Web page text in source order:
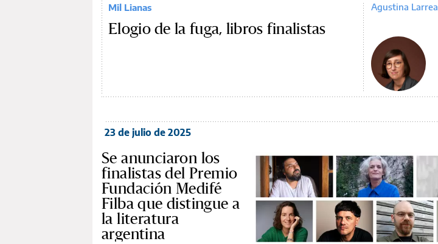
Mil Lianas
Elogio de la fuga, libros finalistas
Agustina Larrea
23 de julio de 2025
Se anunciaron los
finalistas del Premio
Fundación Medifé
Filba que distingue a
la literatura
argentina